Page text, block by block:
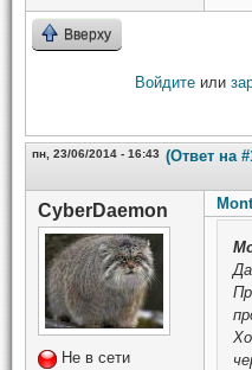
Вверху
Войдите или
пн, 23/06/2014 - 16:43 (Ответ на
CyberDaemon
Не в сети